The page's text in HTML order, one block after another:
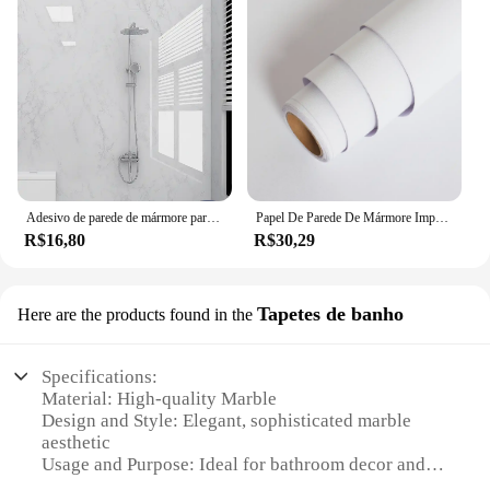
Adesivo de parede de mármore para banheiro e cozinha, à prova de óleo, à prova de moldes, impermeável, autoadesivo, papel de parede
R$16,80
Papel De Parede De Mármore Impermeável Contato Papel Adesivo De Parede De PVC À Prova De Óleo Auto-adesivo Banheiro Cozinha Bancada Home Decor Filme
R$30,29
Here are the products found in the Tapetes de banho
Specifications:
Material: High-quality Marble
Design and Style: Elegant, sophisticated marble
aesthetic
Usage and Purpose: Ideal for bathroom decor and